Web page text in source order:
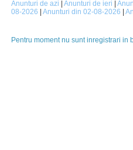
Anunturi de azi Anunturi de ieri
08-2026
Anunturi din 02-08-2026
Pentru moment nu sunt inregistrari in